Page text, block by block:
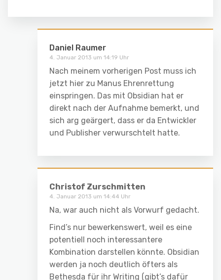
Daniel Raumer
4. Januar 2013 um 14:19 Uhr
Nach meinem vorherigen Post muss ich
jetzt hier zu Manus Ehrenrettung
einspringen. Das mit Obsidian hat er
direkt nach der Aufnahme bemerkt, und
sich arg geärgert, dass er da Entwickler
und Publisher verwurschtelt hatte.
Christof Zurschmitten
4. Januar 2013 um 14:44 Uhr
Na, war auch nicht als Vorwurf gedacht.
Find’s nur bewerkenswert, weil es eine
potentiell noch interessantere
Kombination darstellen könnte. Obsidian
werden ja noch deutlich öfters als
Bethesda für ihr Writing (gibt’s dafür